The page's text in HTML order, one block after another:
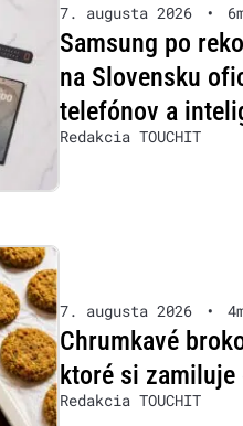
7. augusta 2026 •
Samsung po
na Slovensku
telefónov a
Redakcia TOUCHIT
7. augusta 2026 •
Chrumkavé
ktoré si
Redakcia TOUCHIT